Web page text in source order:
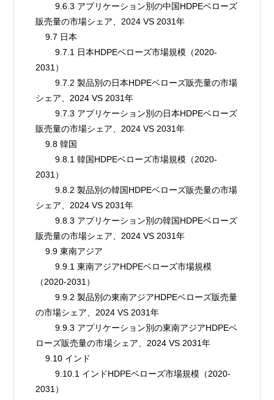
        9.6.3 アプリケーション別の中国HDPEベローズ
販売量の市場シェア、2024 VS 2031年
    9.7 日本
        9.7.1 日本HDPEベローズ市場規模（2020-
2031）
        9.7.2 製品別の日本HDPEベローズ販売量の市場
シェア、2024 VS 2031年
        9.7.3 アプリケーション別の日本HDPEベローズ
販売量の市場シェア、2024 VS 2031年
    9.8 韓国
        9.8.1 韓国HDPEベローズ市場規模（2020-
2031）
        9.8.2 製品別の韓国HDPEベローズ販売量の市場
シェア、2024 VS 2031年
        9.8.3 アプリケーション別の韓国HDPEベローズ
販売量の市場シェア、2024 VS 2031年
    9.9 東南アジア
        9.9.1 東南アジアHDPEベローズ市場規模
（2020-2031）
        9.9.2 製品別の東南アジアHDPEベローズ販売量
の市場シェア、2024 VS 2031年
        9.9.3 アプリケーション別の東南アジアHDPEベ
ローズ販売量の市場シェア、2024 VS 2031年
    9.10 インド
        9.10.1 インドHDPEベローズ市場規模（2020-
2031）